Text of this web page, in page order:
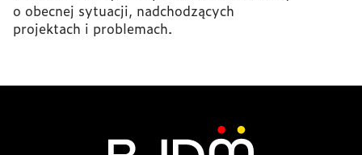
o obecnej sytuacji, nadchodzących
projektach i problemach.